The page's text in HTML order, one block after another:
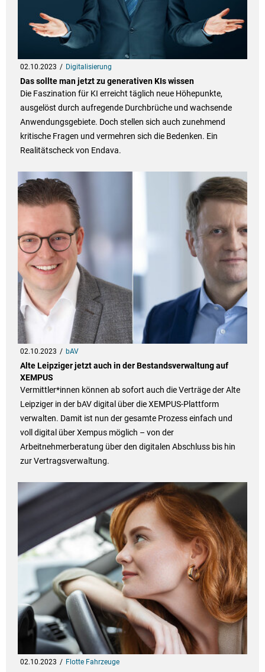
02.10.2023 Digitalisierung
Das sollte man jetzt zu generativen KIs wissen
Die Faszination für KI erreicht täglich neue Höhepunkte,
ausgelöst durch aufregende Durchbrüche und wachsende
Anwendungsgebiete. Doch stellen sich auch zunehmend
kritische Fragen und vermehren sich die Bedenken. Ein
Realitätscheck von Endava.
02.10.2023 bAV
Alte Leipziger jetzt auch in der Bestandsverwaltung auf
XEMPUS
Vermittler*innen können ab sofort auch die Verträge der Alte
Leipziger in der bAV digital über die XEMPUS-Plattform
verwalten. Damit ist nun der gesamte Prozess einfach und
voll digital über Xempus möglich – von der
Arbeitnehmerberatung über den digitalen Abschluss bis hin
zur Vertragsverwaltung.
02.10.2023 Flotte Fahrzeuge